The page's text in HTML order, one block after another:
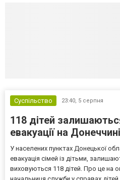
Суспільство 23:40, 5 серпня
118 дітей
евакуації на Донеччині
У населених пунктах Донецької
евакуація сімей із дітьми,
виховуються 118 дітей. Про це на